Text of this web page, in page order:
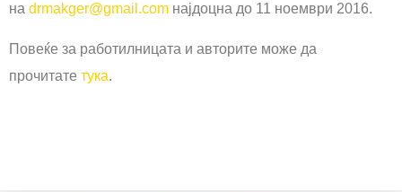
на drmakger@gmail.com најдоцна до 11 ноември 2016.
Повеќе за работилницата и авторите може да
прочитате тука.